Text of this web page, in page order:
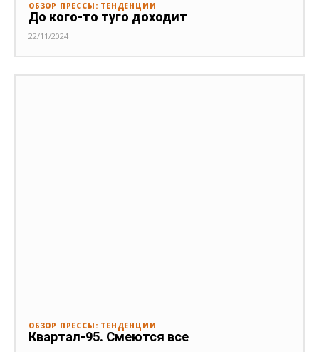
ОБЗОР ПРЕССЫ: ТЕНДЕНЦИИ
До кого-то туго доходит
22/11/2024
ОБЗОР ПРЕССЫ: ТЕНДЕНЦИИ
Квартал-95. Смеются все